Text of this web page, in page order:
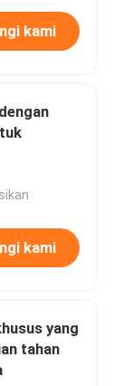
kami
kami
yang
tahan